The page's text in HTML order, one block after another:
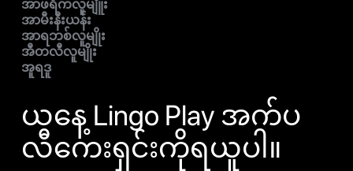
အာဖရိကလူမျိူး
အာမီးနီးယန်း
အာရဘစ်လူမျိုး
အီတလီလူမျိုး
အူရဒူ
ယနေ့ Lingo Play အက်ပ
လီကေးရှင်းကိုရယူပါ။